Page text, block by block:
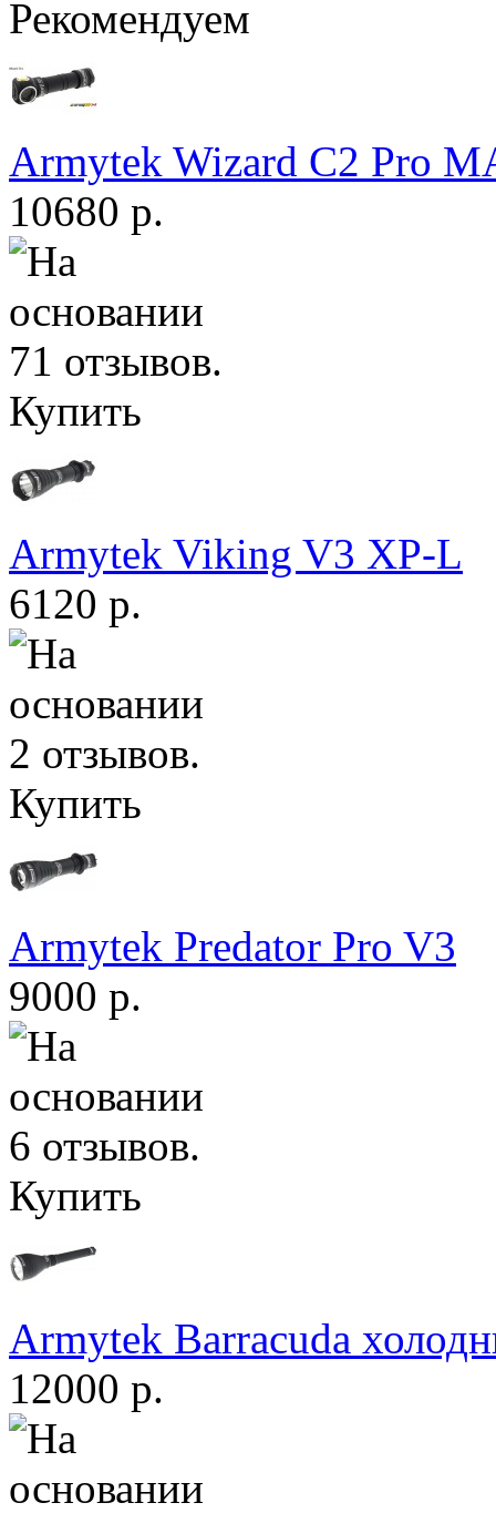
Рекомендуем
Armytek Wizard С2 Pro
10680 р.
Купить
Armytek Viking V3 XP-L
6120 р.
Купить
Armytek Predator Pro V3
9000 р.
Купить
Armytek Barracuda
12000 р.